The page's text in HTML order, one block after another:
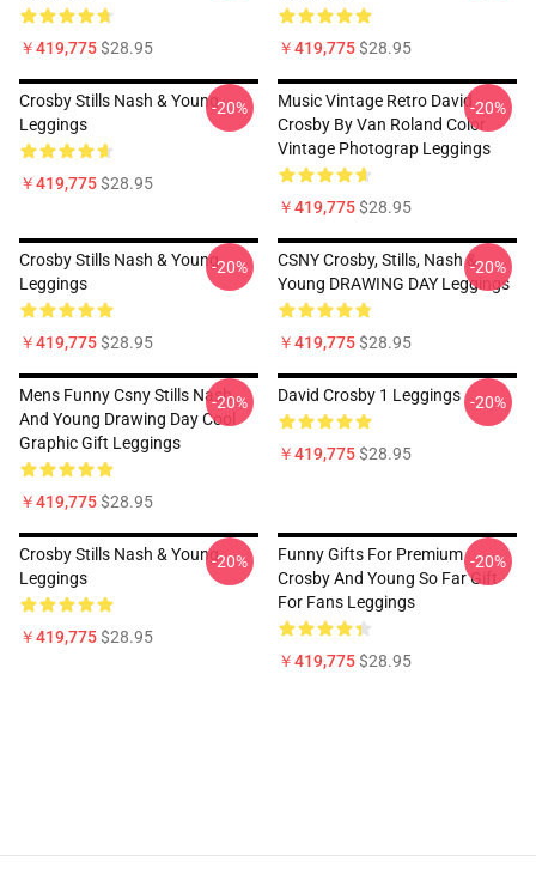
￥419,775$28.95 ￥419,775$28.95
Crosby Stills Nash & Young
Leggings
￥419,775$28.95
-20%
Music Vintage Retro David
Crosby By Van Roland Color
Vintage Photograp Leggings
￥419,775$28.95
-20%
Crosby Stills Nash & Young
Leggings
￥419,775$28.95
-20%
CSNY Crosby, Stills, Nash &
Young DRAWING DAY Leggings
￥419,775$28.95
-20%
Mens Funny Csny Stills Nash
And Young Drawing Day Cool
Graphic Gift Leggings
￥419,775$28.95
-20% David Crosby 1 Leggings
￥419,775$28.95
-20%
Crosby Stills Nash & Young
Leggings
￥419,775$28.95
-20%
Funny Gifts For Premium
Crosby And Young So Far Gift
For Fans Leggings
￥419,775$28.95
-20%